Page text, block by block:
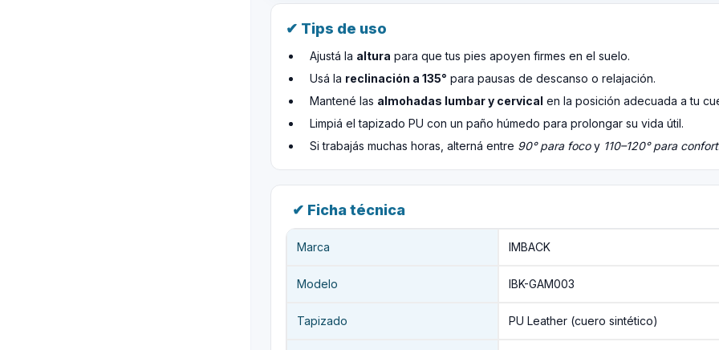
✔ Tips de uso
Ajustá la altura para que tus pies apoyen firmes en el suelo.
Usá la reclinación a 135° para pausas de descanso o relajación.
Mantené las almohadas lumbar y cervical en la posición adecuada a tu
Limpiá el tapizado PU con un paño húmedo para prolongar su vida útil.
Si trabajás muchas horas, alterná entre 90° para focoy 110–120° para confort.
✔ Ficha técnica
Marca IMBACK
Modelo IBK-GAM003
Tapizado PU Leather (cuero sintético)